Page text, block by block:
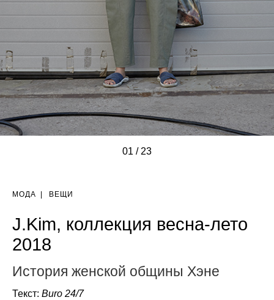
01 / 23
/////////
/////////////
МОДА ВЕЩИ
J.Kim, коллекция весна-лето
2018
История женской общины Хэне
Текст: Buro 24/7